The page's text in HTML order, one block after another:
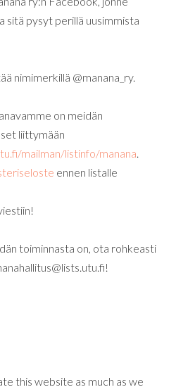
sitä pysyt perillä uusimmista
nimimerkillä @manana_ry.
on meidän
liittymään
mailman/listinfo/manana.
ennen listalle
toiminnasta on, ota rohkeasti
this website as much as we